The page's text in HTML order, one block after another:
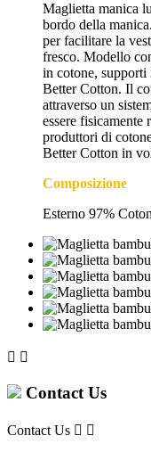
Maglietta manica
bordo della
per facilitare la
fresco. Modello
in cotone,
Better Cotton. Il
attraverso un
essere
produttori di
Better Cotton in
Composizione
Esterno 97%
 
Contact Us
Contact Us  